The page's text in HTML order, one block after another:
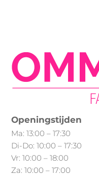
optie
kan
gekozen
de
productpagina
Openingstijden
Ma: 13:00 – 17:30
Di-Do: 10:00 – 17:30
Vr: 10:00 – 18:00
Za: 10:00 – 17:00